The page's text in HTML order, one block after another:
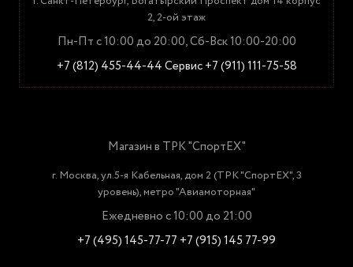
2, 2-ой этаж
Пн-Пт с 10:00 до 20:00, Сб-Вск 10:00-20:00
+7 (812) 455-44-44Сервис +7 (911) 111-75-58
Магазин в ТРК "СпортЕХ"
г. Москва, ул.5-я Кабельная, дом 2 (ТРК "СпортЕХ", 3
уровень), метро "Авиамоторная"
Ежедневно с 10:00 до 21:00
+7 (495) 145-77-77 +7 (915) 145 77-99